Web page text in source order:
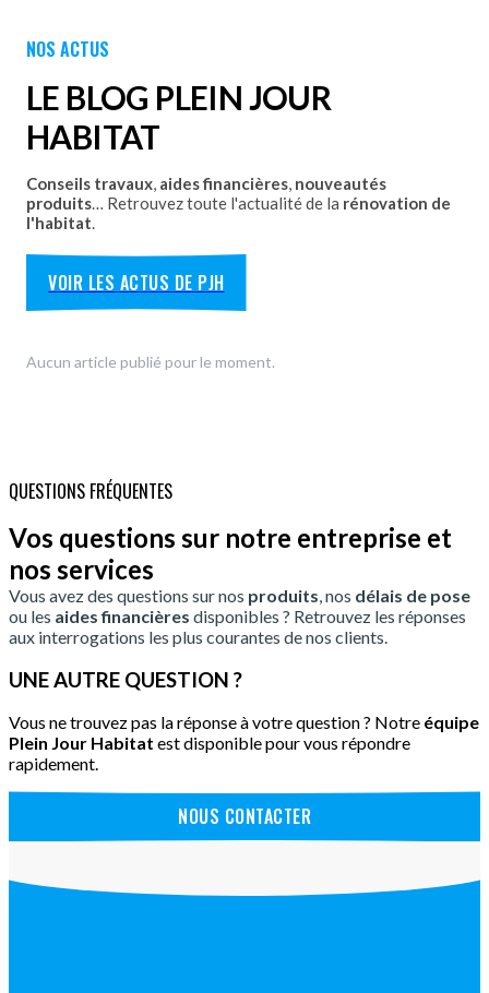
Découvrez nos portes de garage sectionnelles, basculantes
DÉCOUVRIR
NOS ACTUS
LE BLOG PLEIN JOUR
HABITAT
Conseils travaux, aides financières, nouveautés
produits… Retrouvez toute l'actualité de la rénovation de
l'habitat.
VOIR LES ACTUS DE PJH
Aucun article publié pour le moment.
QUESTIONS FRÉQUENTES
Vos questions sur notre entreprise et
nos services
Vous avez des questions sur nos produits, nos délais de pose
ou les aides financières disponibles ? Retrouvez les réponses
aux interrogations les plus courantes de nos clients.
UNE AUTRE QUESTION ?
Vous ne trouvez pas la réponse à votre question ? Notre équipe
Plein Jour Habitat est disponible pour vous répondre
rapidement.
NOUS CONTACTER